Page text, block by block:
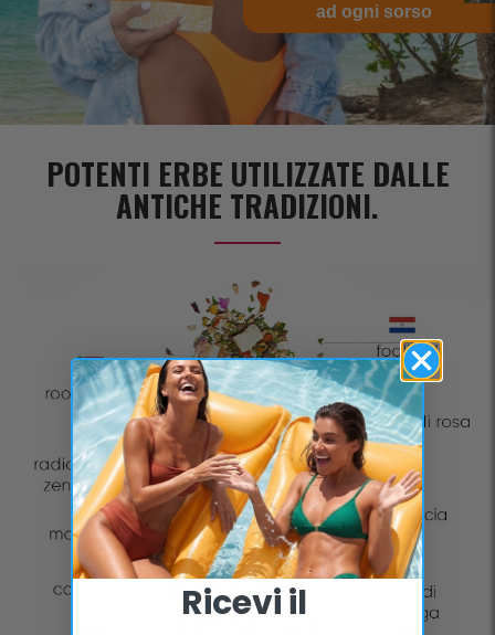
ad ogni sorso
POTENTI ERBE UTILIZZATE DALLE
ANTICHE TRADIZIONI.
Ricevi il ​